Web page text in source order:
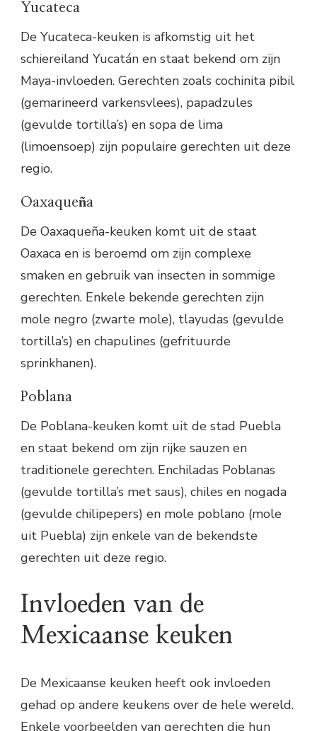
Yucateca
De Yucateca-keuken is afkomstig uit het
schiereiland Yucatán en staat bekend om zijn
Maya-invloeden. Gerechten zoals cochinita pibil
(gemarineerd varkensvlees), papadzules
(gevulde tortilla’s) en sopa de lima
(limoensoep) zijn populaire gerechten uit deze
regio.
Oaxaqueña
De Oaxaqueña-keuken komt uit de staat
Oaxaca en is beroemd om zijn complexe
smaken en gebruik van insecten in sommige
gerechten. Enkele bekende gerechten zijn
mole negro (zwarte mole), tlayudas (gevulde
tortilla’s) en chapulines (gefrituurde
sprinkhanen).
Poblana
De Poblana-keuken komt uit de stad Puebla
en staat bekend om zijn rijke sauzen en
traditionele gerechten. Enchiladas Poblanas
(gevulde tortilla’s met saus), chiles en nogada
(gevulde chilipepers) en mole poblano (mole
uit Puebla) zijn enkele van de bekendste
gerechten uit deze regio.
Invloeden van de
Mexicaanse keuken
De Mexicaanse keuken heeft ook invloeden
gehad op andere keukens over de hele wereld.
Enkele voorbeelden van gerechten die hun